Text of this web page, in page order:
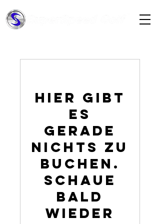
Hier gibt
es
gerade
nichts zu
buchen.
Schaue
bald
wieder